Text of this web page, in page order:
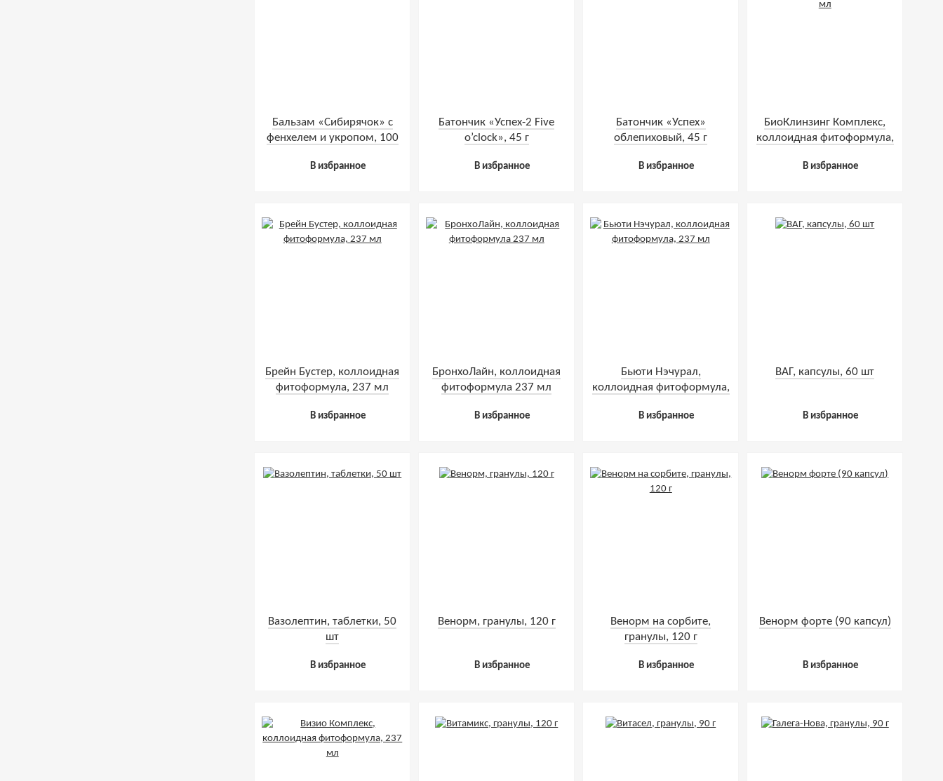
Бальзам «Сибирячок» с
фенхелем и укропом, 100
В избранное
Батончик «Успех-2 Five
o’clock», 45 г
В избранное
Батончик «Успех»
облепиховый, 45 г
В избранное
БиоКлинзинг Комплекс,
коллоидная фитоформула,
В избранное
Брейн Бустер, коллоидная
фитоформула, 237 мл
В избранное
БронхоЛайн, коллоидная
фитоформула 237 мл
В избранное
Бьюти Нэчурал,
коллоидная фитоформула,
В избранное
ВАГ, капсулы, 60 шт
В избранное
Вазолептин, таблетки, 50
шт
В избранное
Венорм, гранулы, 120 г
В избранное
Венорм на сорбите,
гранулы, 120 г
В избранное
Венорм форте (90 капсул)
В избранное